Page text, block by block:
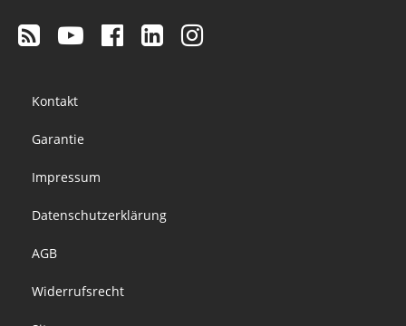
menu
Kontakt
Garantie
Impressum
Datenschutzerklärung
AGB
Widerrufsrecht